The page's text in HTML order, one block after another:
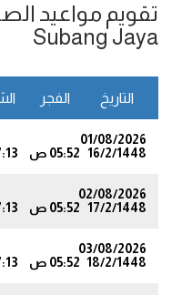
تقويم مواعيد
Subang Jaya
التاريخ الفجر
01/08/2026
16/2/1448 05:52 ص
02/08/2026
17/2/1448 05:52 ص
03/08/2026
18/2/1448 05:52 ص